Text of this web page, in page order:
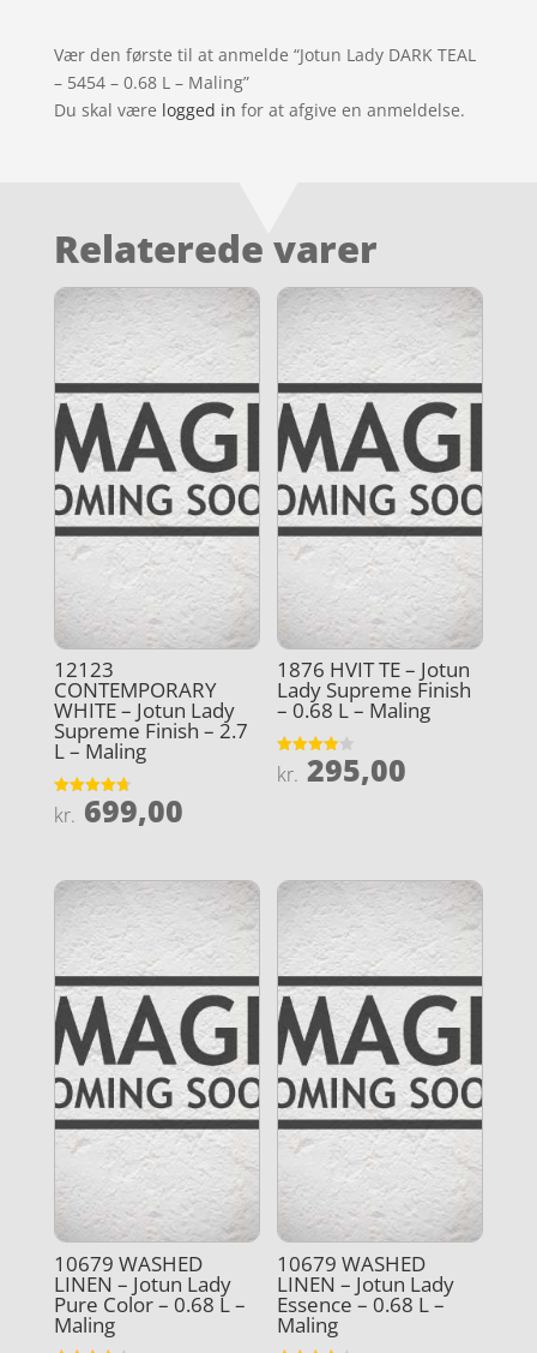
Vær den første til at anmelde “Jotun Lady DARK TEAL
– 5454 – 0.68 L – Maling”
Du skal være logged in for at afgive en anmeldelse.
Relaterede varer
12123
CONTEMPORARY
WHITE – Jotun Lady
Supreme Finish – 2.7
L – Maling
Vurderet
4.7
kr. 699,00
1876 HVIT TE – Jotun
Lady Supreme Finish
– 0.68 L – Maling
Vurderet
3.9
kr. 295,00
10679 WASHED
LINEN – Jotun Lady
Pure Color – 0.68 L –
Maling
10679 WASHED
LINEN – Jotun Lady
Essence – 0.68 L –
Maling